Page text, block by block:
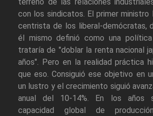
terreno de las relaciones
con los sindicatos. El primer ministro
centrista de los liberal-demócratas,
él mismo definió como una
trataría de "doblar la renta nacional
años". Pero en la realidad práctica
que eso. Consiguió ese objetivo en
un lustro y el crecimiento siguió
anual del 10-14%. En los años
capacidad global de